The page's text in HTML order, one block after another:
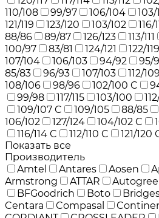
110/108
99/97 106/104 103/
121/119
123/120 103/102 116/
88/86
89/87 126/123 113/111
100/97
83/81 124/121 122/119
107/104
106/103 94/92 95/
85/83
96/93 107/103 112/109
108/106
98/96 102/100 C
99/98
117/115 103/100
109/107 C
109/105 88/85
106/102
127/124 104/102 C
116/114 C
112/110 C 121/120
Показать все
Производитель
Amtel
Antares Aosen
Armstrong
ATTAR
BFGoodrich
Boto
Centara
Compasal